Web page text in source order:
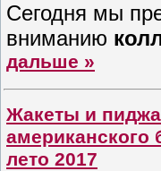
Сегодня мы
вниманию
дальше »
Жакеты и
американского
лето 2017